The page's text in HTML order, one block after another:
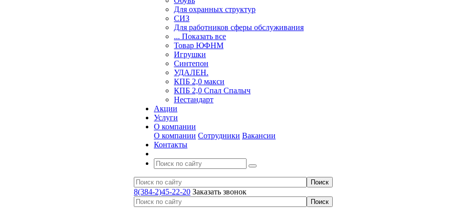
Для охранных структур
СИЗ
Для работников сферы обслуживания
... Показать все
Товар ЮФНМ
Игрушки
Синтепон
УДАЛЕН.
КПБ 2,0 макси
КПБ 2,0 Спал Спалыч
Нестандарт
Акции
Услуги
О компании
О компании Сотрудники Вакансии
Контакты
8(384-2)45-22-20 Заказать звонок